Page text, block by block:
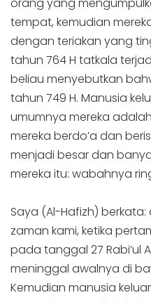
tempat, kemudian
dengan teriakan yang
tahun 764 H tatkala
beliau menyebutkan
tahun 749 H. Manusia
umumnya mereka
mereka berdo’a dan
menjadi besar dan
mereka itu: wabahnya
Saya (Al-Hafizh)
zaman kami, ketika
pada tanggal 27 Rabi’ul
meninggal awalnya di
Kemudian manusia